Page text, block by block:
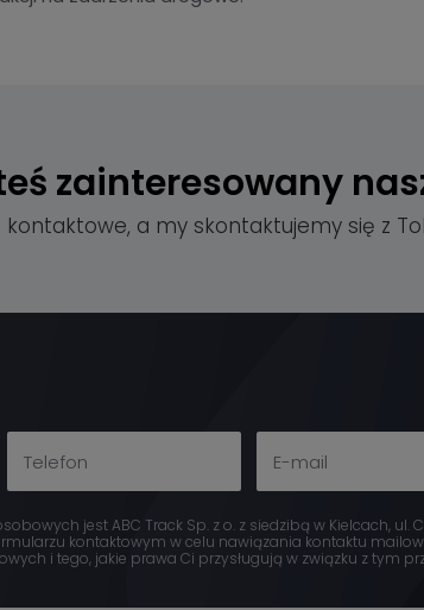
zainteresowany
kontaktowe, a my skontaktujemy się z
jest ABC Track Sp. z o. z siedzibą w Kielcach, ul.
kontaktowym w celu nawiązania kontaktu
i tego, jakie prawa Ci przysługują w związku z tym